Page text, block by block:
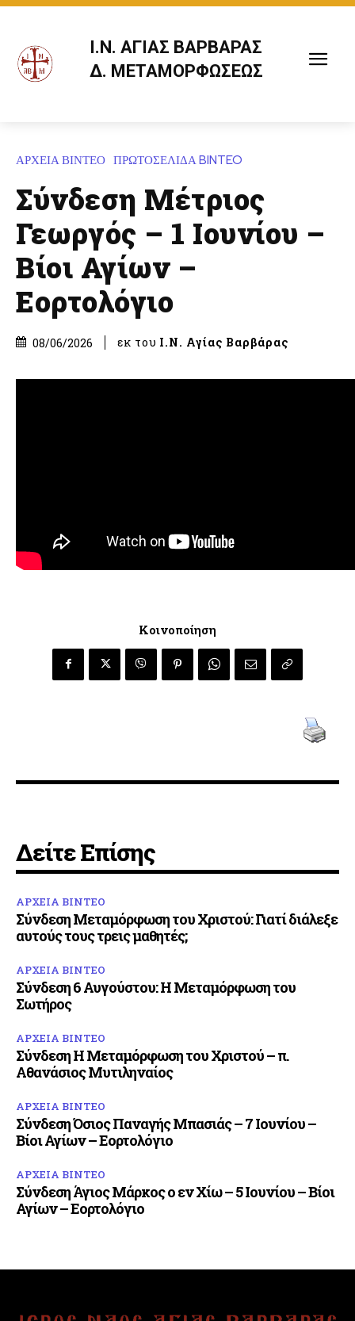
Ι.Ν. ΑΓΙΑΣ ΒΑΡΒΑΡΑΣ
Δ. ΜΕΤΑΜΟΡΦΩΣΕΩΣ
ΑΡΧΕΙΑ ΒΙΝΤΕΟ ΠΡΩΤΟΣΕΛΙΔΑ BINTEO
Σύνδεση Μέτριος
Γεωργός – 1 Ιουνίου –
Βίοι Αγίων –
Εορτολόγιο
08/06/2026 εκ του Ι.Ν. Αγίας Βαρβάρας
Κοινοποίηση
Δείτε Επίσης
ΑΡΧΕΙΑ ΒΙΝΤΕΟ
Σύνδεση Μεταμόρφωση του Χριστού: Γιατί διάλεξε
αυτούς τους τρεις μαθητές;
ΑΡΧΕΙΑ ΒΙΝΤΕΟ
Σύνδεση 6 Αυγούστου: Η Μεταμόρφωση του
Σωτήρος
ΑΡΧΕΙΑ ΒΙΝΤΕΟ
Σύνδεση Η Μεταμόρφωση του Χριστού – π.
Αθανάσιος Μυτιληναίος
ΑΡΧΕΙΑ ΒΙΝΤΕΟ
Σύνδεση Όσιος Παναγής Μπασιάς – 7 Ιουνίου –
Βίοι Αγίων – Εορτολόγιο
ΑΡΧΕΙΑ ΒΙΝΤΕΟ
Σύνδεση Άγιος Μάρκος o εν Χίω – 5 Ιουνίου – Βίοι
Αγίων – Εορτολόγιο